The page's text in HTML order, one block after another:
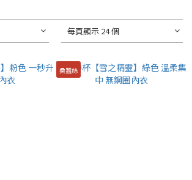
每頁顯示 24 個
桑蠶絲